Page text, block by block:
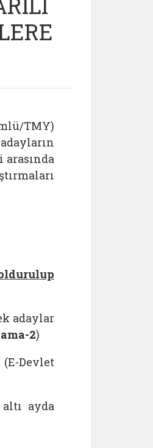
TMY)
adaylar
2)
Devlet
ayda